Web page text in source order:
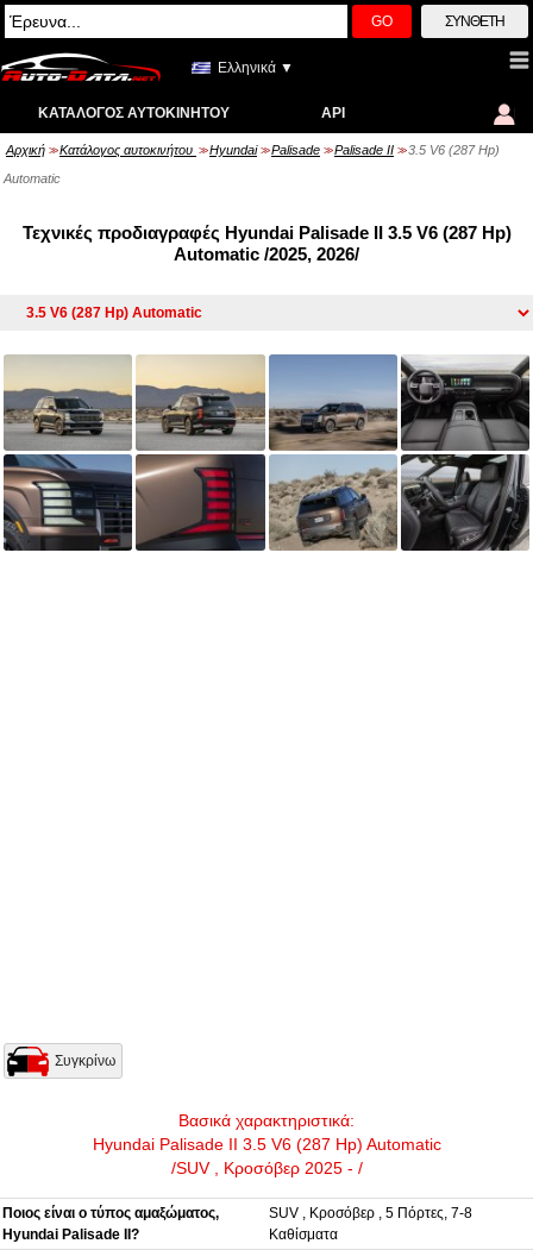
GO ΣΎΝΘΕΤΗ
Ελληνικά ▼
ΚΑΤΆΛΟΓΟΣ ΑΥΤΟΚΙΝΉΤΟΥ API
Αρχική >> Κατάλογος αυτοκινήτου >> Hyundai >> Palisade >> Palisade II >> 3.5 V6 (287 Hp)
Automatic
Τεχνικές προδιαγραφές Hyundai Palisade II 3.5 V6 (287 Hp)
Automatic /2025, 2026/
Συγκρίνω
Βασικά χαρακτηριστικά:
Hyundai Palisade II 3.5 V6 (287 Hp) Automatic
/SUV , Κροσόβερ 2025 - /
Ποιος είναι ο τύπος αμαξώματος,
Hyundai Palisade II?
SUV , Κροσόβερ , 5 Πόρτες, 7-8
Καθίσματα